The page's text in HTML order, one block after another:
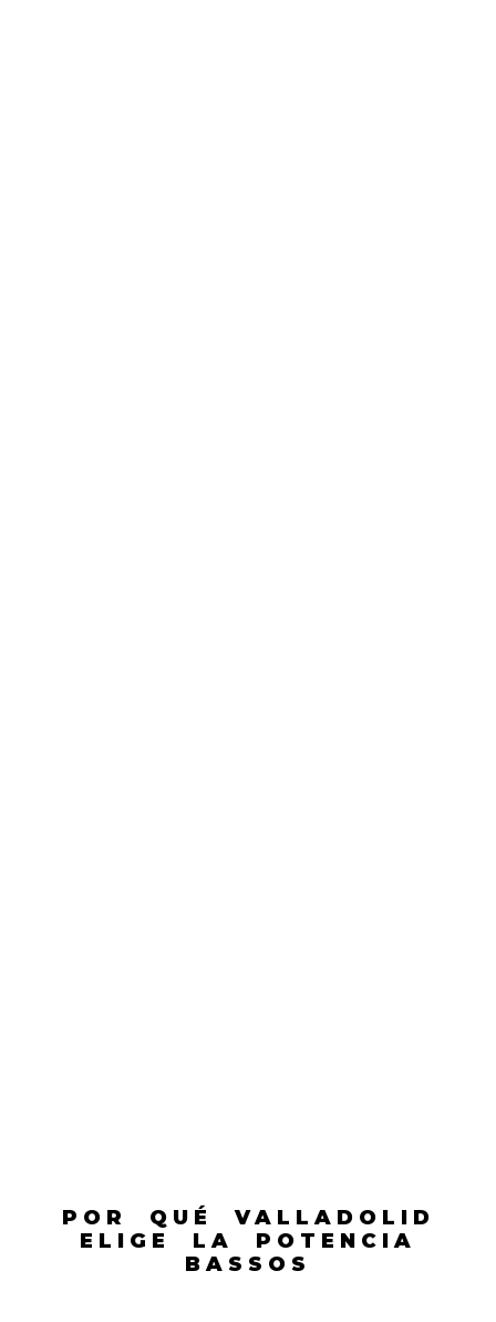
POR QUÉ VALLADOLID
ELIGE LA POTENCIA
BASSOS